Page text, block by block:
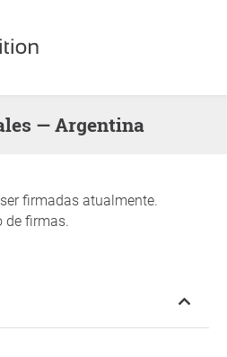
— Argentina
firmadas atualmente.
de firmas.